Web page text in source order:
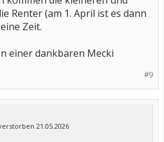
Renter (am 1. April ist es dann
Zeit.
einer dankbaren Mecki
#9
21.05.2026